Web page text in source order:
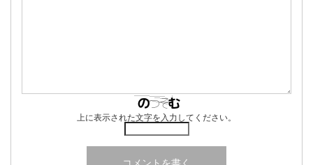
上に表示された文字を入力してください。